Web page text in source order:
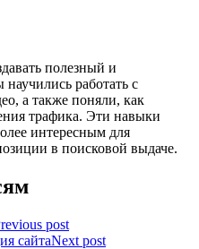
полезный и
работать с
а также поняли, как
трафика. Эти навыки
интересным для
в поисковой выдаче.
post
сайтаNext post